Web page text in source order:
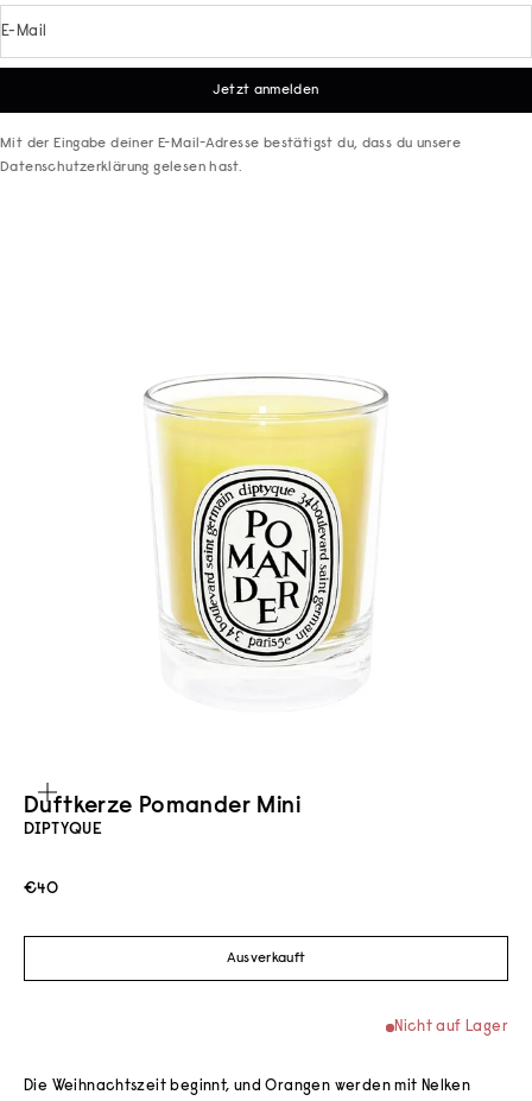
E-Mail
Jetzt anmelden
Mit der Eingabe deiner E-Mail-Adresse bestätigst du, dass du unsere
Datenschutzerklärung gelesen hast.
Bild vergrößern
Duftkerze Pomander Mini
DIPTYQUE
Angebot
€40
Ausverkauft
Nicht auf Lager
Die Weihnachtszeit beginnt, und Orangen werden mit Nelken